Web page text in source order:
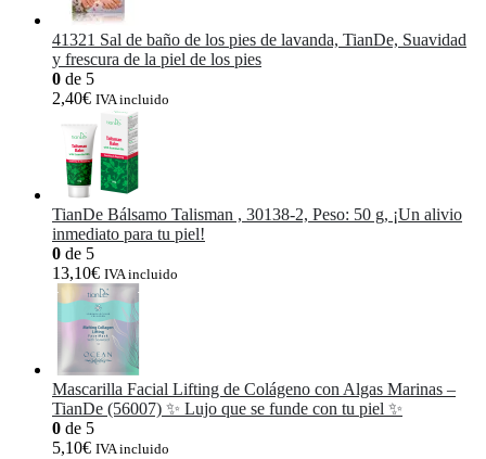
41321 Sal de baño de los pies de lavanda, TianDe, Suavidad
y frescura de la piel de los pies
0 de 5
2,40€ IVA incluido
TianDe Bálsamo Talisman , 30138-2, Peso: 50 g, ¡Un alivio
inmediato para tu piel!
0 de 5
13,10€ IVA incluido
Mascarilla Facial Lifting de Colágeno con Algas Marinas –
TianDe (56007) ✨ Lujo que se funde con tu piel ✨
0 de 5
5,10€ IVA incluido